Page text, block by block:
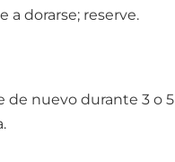
dorarse; reserve.
de nuevo durante 3 o 5